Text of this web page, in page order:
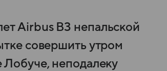
Airbus B3 непальской
совершить утром
Лобуче, неподалеку